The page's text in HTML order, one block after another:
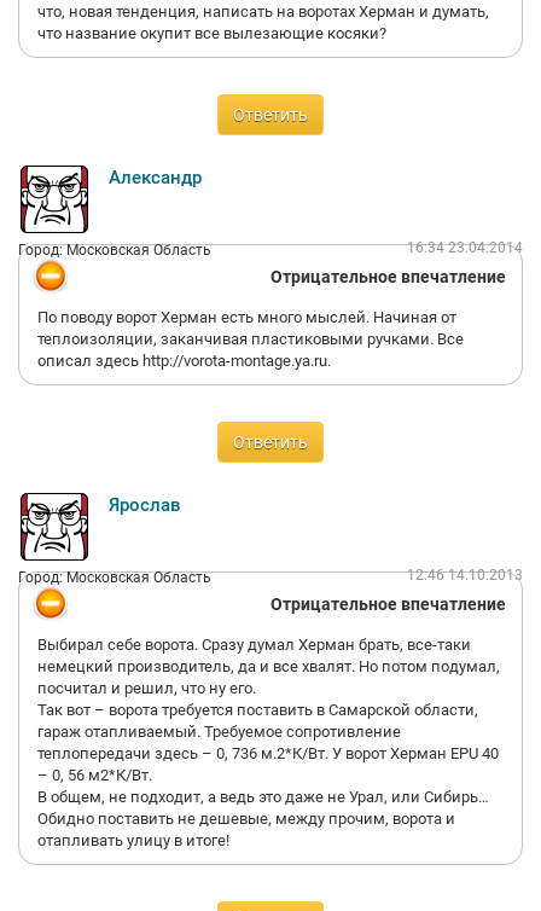
от всех Ваших отрицательных. Занимаюсь строительством и
строительством элитных поселков и знаете, за четыре года
ни одного нарекания не было, ни малейшего намека на
то подобное. Наоборот, даже случаи были, когда обращались
в нашу строительную организацию с целью узнать, где
что, новая тенденция, написать на воротах Херман и думать,
что название окупит все вылезающие косяки?
Ответить
Александр
Город: Московская Область 16:34 23.04.2014
Отрицательное впечатление
По поводу ворот Херман есть много мыслей. Начиная от
теплоизоляции, заканчивая пластиковыми ручками. Все
описал здесь http://vorota-montage.ya.ru.
Ответить
Ярослав
Город: Московская Область 12:46 14.10.2013
Отрицательное впечатление
Выбирал себе ворота. Сразу думал Херман брать, все-таки
немецкий производитель, да и все хвалят. Но потом подумал,
посчитал и решил, что ну его.
Так вот – ворота требуется поставить в Самарской области,
гараж отапливаемый. Требуемое сопротивление
теплопередачи здесь – 0, 736 м.2*К/Вт. У ворот Херман EPU 40
– 0, 56 м2*К/Вт.
В общем, не подходит, а ведь это даже не Урал, или Сибирь…
Обидно поставить не дешевые, между прочим, ворота и
отапливать улицу в итоге!